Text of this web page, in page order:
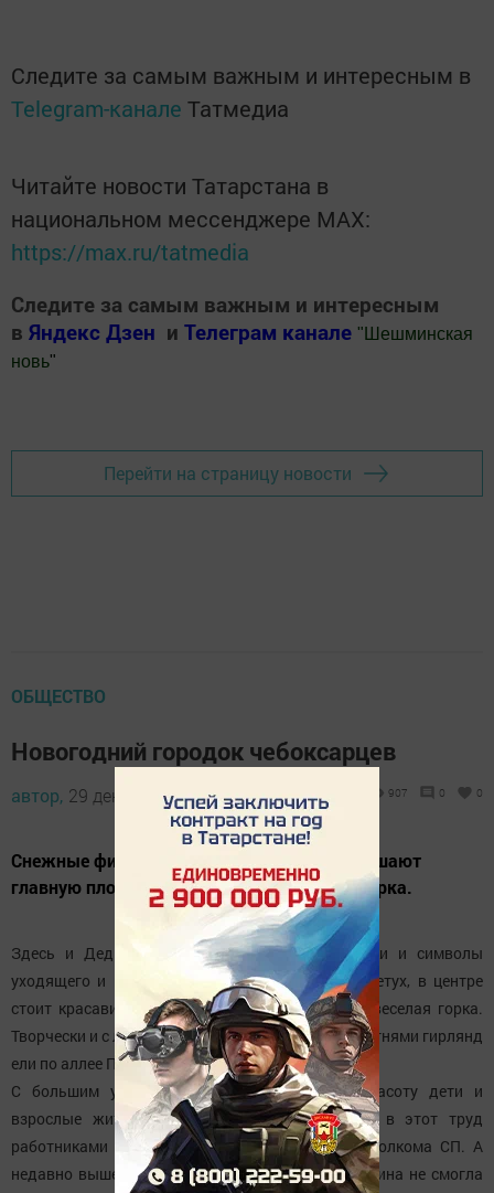
Следите за самым важным и интересным в
Telegram-канале Татмедиа
Читайте новости Татарстана в
национальном мессенджере MАХ:
https://max.ru/tatmedia
Следите за самым важным и интересным
в Яндекс Дзен и Телеграм канале " Шешминская
новь"
Перейти на страницу новости
ОБЩЕСТВО
Новогодний городок чебоксарцев
автор, 29 декабря 2016 - 05:22 907 0 0
Снежные фигуры огромных размеров украшают
главную площадь села Чувашская Чебоксарка.
Здесь и Дед Мороз со Снегурочкой, Снеговики и символы
уходящего и приходящего года - Обезьяна и Петух, в центре
стоит красавица елка, а для детей сооружена веселая горка.
Творчески и с любовью также украшены яркими огнями гирлянд
ели по аллее Победы.
С большим удовольствием создавали эту красоту дети и
взрослые жители села. Много души вложено в этот труд
работниками СДК, школы, детского сада и исполкома СП. А
недавно вышедшая на пенсию доярка Соня Ильина не смогла